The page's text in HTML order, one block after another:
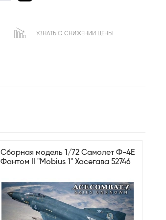
УЗНАТЬ О СНИЖЕНИИ ЦЕНЫ
Сборная модель 1/72 Самолет Ф-4E
Фантом II "Mobius 1" Хасегава 52746